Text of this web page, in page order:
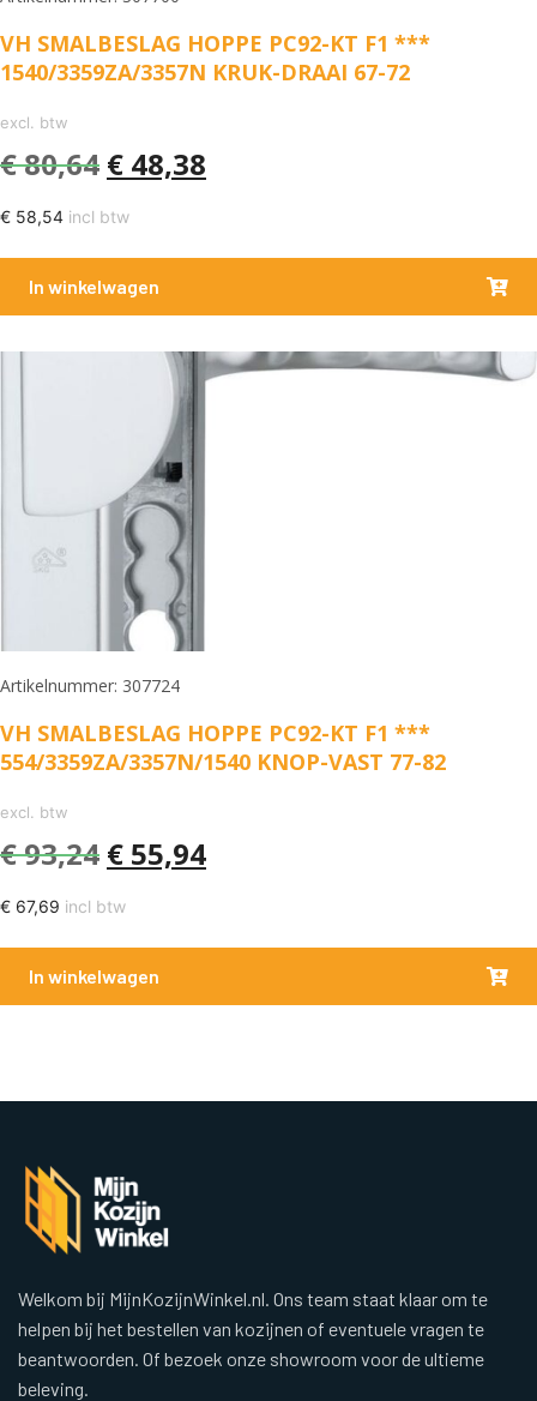
VH SMALBESLAG HOPPE PC92-KT F1 ***
1540/3359ZA/3357N KRUK-DRAAI 67-72
excl. btw
€80,64 € 48,38
€ 58,54 incl btw
In winkelwagen
Artikelnummer: 307724
VH SMALBESLAG HOPPE PC92-KT F1 ***
554/3359ZA/3357N/1540 KNOP-VAST 77-82
excl. btw
€93,24 € 55,94
€ 67,69 incl btw
In winkelwagen
Welkom bij MijnKozijnWinkel.nl. Ons team staat klaar om te
helpen bij het bestellen van kozijnen of eventuele vragen te
beantwoorden. Of bezoek onze showroom voor de ultieme
beleving.